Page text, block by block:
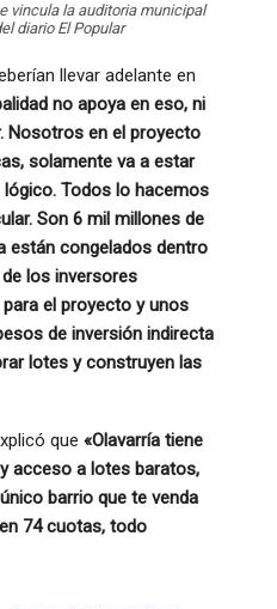
vincula la auditoria municipal
diario El Popular
llevar adelante en
no apoya en eso, ni
Nosotros en el proyecto
solamente va a estar
Todos lo hacemos
Son 6 mil millones de
están congelados dentro
los inversores
el proyecto y unos
de inversión indirecta
lotes y construyen las
que «Olavarría tiene
acceso a lotes baratos,
barrio que te venda
74 cuotas, todo